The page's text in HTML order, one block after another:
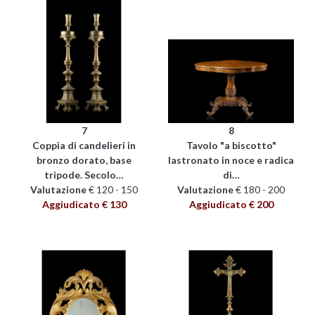
7
Coppia di candelieri in
bronzo dorato, base
tripode. Secolo…
Valutazione€ 120 - 150
Aggiudicato € 130
8
Tavolo "a biscotto"
lastronato in noce e radica
di…
Valutazione€ 180 - 200
Aggiudicato € 200